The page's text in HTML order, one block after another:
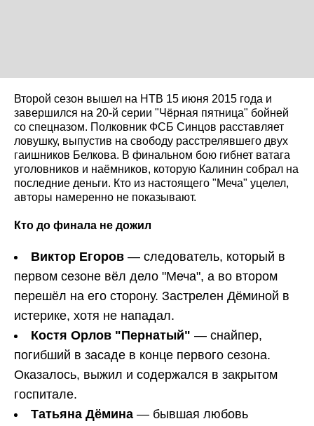
Второй сезон вышел на НТВ 15 июня 2015 года и
завершился на 20-й серии "Чёрная пятница" бойней
со спецназом. Полковник ФСБ Синцов расставляет
ловушку, выпустив на свободу расстрелявшего двух
гаишников Белкова. В финальном бою гибнет ватага
уголовников и наёмников, которую Калинин собрал на
последние деньги. Кто из настоящего "Меча" уцелел,
авторы намеренно не показывают.
Кто до финала не дожил
Виктор Егоров — следователь, который в
первом сезоне вёл дело "Меча", а во втором
перешёл на его сторону. Застрелен Дёминой в
истерике, хотя не нападал.
Костя Орлов "Пернатый" — снайпер,
погибший в засаде в конце первого сезона.
Оказалось, выжил и содержался в закрытом
госпитале.
Татьяна Дёмина — бывшая любовь